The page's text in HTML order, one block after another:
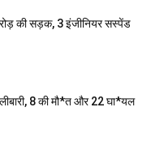
की सड़क, 3 इंजीनियर सस्पेंड
8 की मौ*त और 22 घा*यल